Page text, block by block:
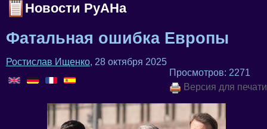
Новости РуАНа
Фатальная ошибка Европы
Ростислав Ищенко, 28 октября 2025
Просмотров: 2271
Версия для печати